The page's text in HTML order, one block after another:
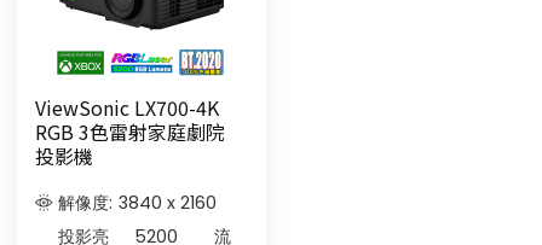
ViewSonic LX700-4K
RGB 3色雷射家庭劇院
投影機
解像度: 3840 x 2160
投影亮
5200 流